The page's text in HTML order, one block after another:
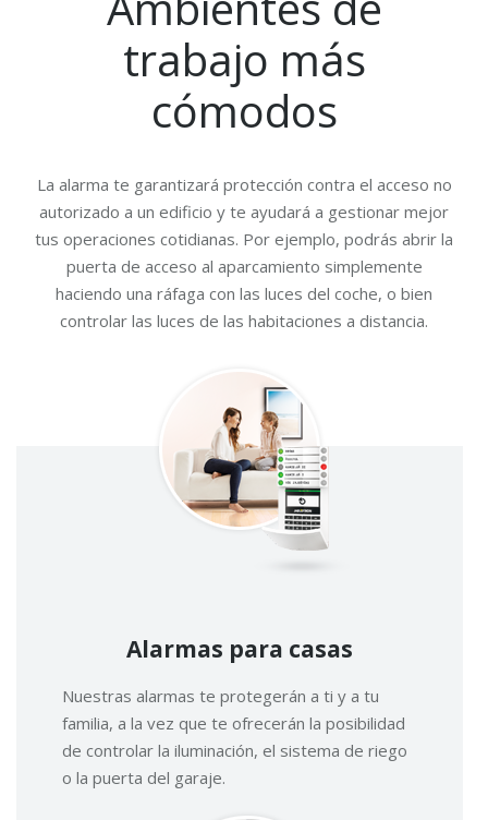
trabajo más
cómodos
La alarma te garantizará protección contra el acceso no
autorizado a un edificio y te ayudará a gestionar mejor
tus operaciones cotidianas. Por ejemplo, podrás abrir la
puerta de acceso al aparcamiento simplemente
haciendo una ráfaga con las luces del coche, o bien
controlar las luces de las habitaciones a distancia.
Alarmas para casas
Nuestras alarmas te protegerán a ti y a tu
familia, a la vez que te ofrecerán la posibilidad
de controlar la iluminación, el sistema de riego
o la puerta del garaje.